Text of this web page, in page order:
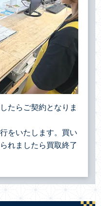
たらご契約となりま
をいたします。買い
れましたら買取終了